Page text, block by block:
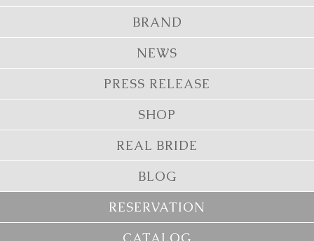
BRAND
NEWS
PRESS RELEASE
SHOP
REAL BRIDE
BLOG
RESERVATION